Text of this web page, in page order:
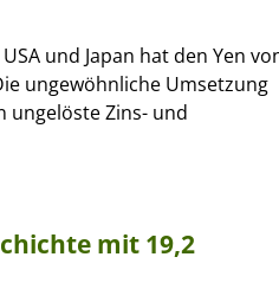
und Japan hat den Yen
ungewöhnliche Umsetzung
ungelöste Zins- und
mit 19,2